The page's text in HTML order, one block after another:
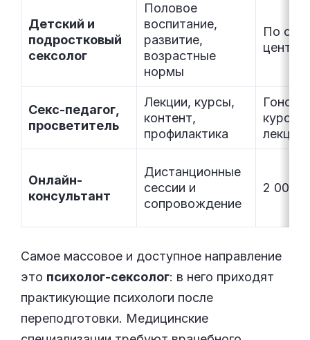
Детский и
подростковый
сексолог
Половое
воспитание,
развитие,
возрастные
нормы
По
центра
Секс-педагог,
просветитель
Лекции, курсы,
контент,
профилактика
курс
лекцию
Онлайн-
консультант
Дистанционные
сессии и
сопровождение
2
Самое массовое и доступное направление
это психолог-сексолог: в него приходят
практикующие психологи после
переподготовки. Медицинские